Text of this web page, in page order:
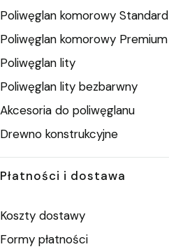
Poliwęglan komorowy Standard
Poliwęglan komorowy Premium
Poliwęglan lity
Poliwęglan lity bezbarwny
Akcesoria do poliwęglanu
Drewno konstrukcyjne
Płatności i dostawa
Koszty dostawy
Formy płatności